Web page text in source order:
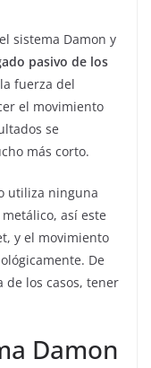
sistema Damon y
pasivo de los
fuerza del
el movimiento
se
más corto.
utiliza ninguna
así este
y el movimiento
De
de los casos, tener
Damon